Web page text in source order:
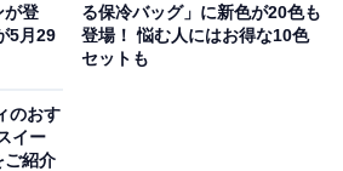
ード値引との併用はできません。
、落としても割れないほど十分な
のこと。タリーズのグランデサイ
が登
5月29
る保冷バッグ」に新色が20色も
登場！ 悩む人にはお得な10色
セットも
のおす
イー
ご紹介